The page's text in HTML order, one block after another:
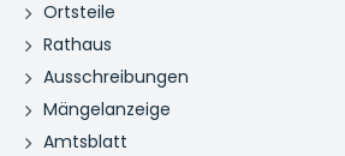
Ortsteile
Rathaus
Ausschreibungen
Mängelanzeige
Amtsblatt